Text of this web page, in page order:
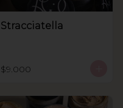
Stracciatella
$9.000